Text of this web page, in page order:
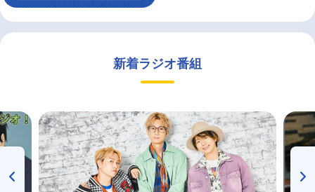
新着ラジオ番組